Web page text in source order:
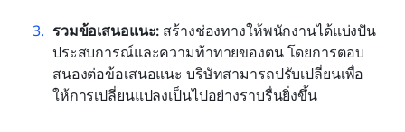
รวมข้อเสนอแนะ: สร้างช่องทางให้พนักงานได้แบ่งปัน
ประสบการณ์และความท้าทายของตน โดยการตอบ
สนองต่อข้อเสนอแนะ บริษัทสามารถปรับเปลี่ยนเพื่อ
ให้การเปลี่ยนแปลงเป็นไปอย่างราบรื่นยิ่งขึ้น